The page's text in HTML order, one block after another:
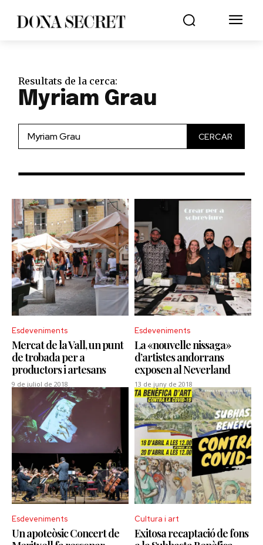
Resultats de la cerca:
Myriam Grau
CERCAR
Esdeveniments
Mercat de la Vall, un punt
de trobada per a
productors i artesans
9 de juliol de 2018
Esdeveniments
La «nouvelle nissaga»
d’artistes andorrans
exposen al Neverland
13 de juny de 2018
Esdeveniments
Un apoteòsic Concert de
Cultura i art
Exitosa recaptació de fons